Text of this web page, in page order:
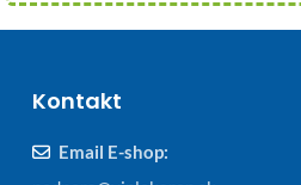
Kontakt
Email E-shop: